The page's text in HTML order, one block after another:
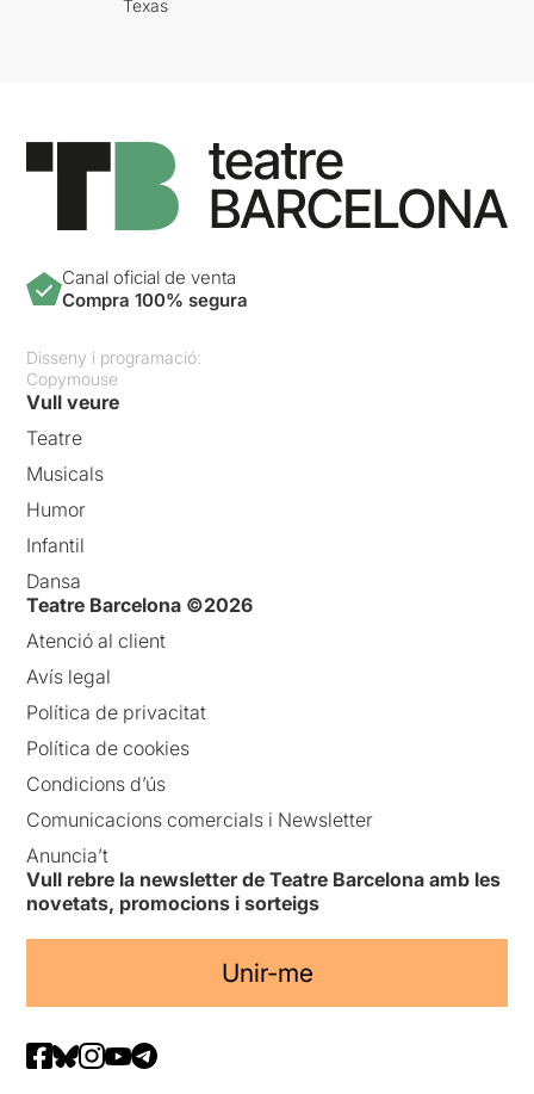
Texas
Canal oficial de venta
Compra 100% segura
Disseny i programació:
Copymouse
Vull veure
Teatre
Musicals
Humor
Infantil
Dansa
Teatre Barcelona ©2026
Atenció al client
Avís legal
Política de privacitat
Política de cookies
Condicions d’ús
Comunicacions comercials i Newsletter
Anuncia’t
Vull rebre la newsletter de Teatre Barcelona amb les
novetats, promocions i sorteigs
Unir-me